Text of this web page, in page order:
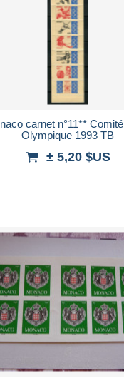
carnet n°11**
Olympique 1993 TB
± 5,20 $US